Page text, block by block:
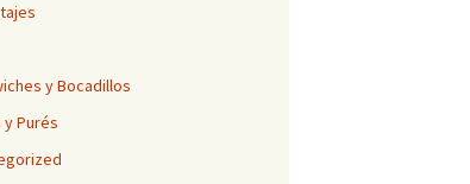
y Bocadillos
y Purés